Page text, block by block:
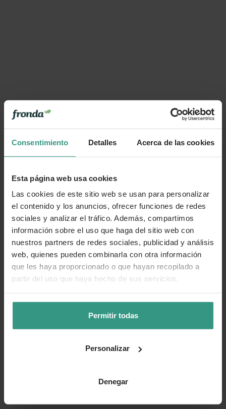
Consentimiento Detalles Acerca de las cookies
Esta página web usa cookies
Las cookies de este sitio web se usan para personalizar
el contenido y los anuncios, ofrecer funciones de redes
sociales y analizar el tráfico. Además, compartimos
información sobre el uso que haga del sitio web con
nuestros partners de redes sociales, publicidad y análisis
web, quienes pueden combinarla con otra información
que les haya proporcionado o que hayan recopilado a
partir del uso que haya hecho de sus servicios.
Permitir todas
Personalizar
Denegar